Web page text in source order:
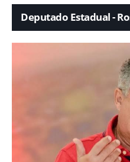
Deputado Estadual -